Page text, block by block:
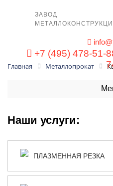
ЗАВОД
+7 (495) 478-51-
Главная Металлопрокат
Наши услуги:
ПЛАЗМЕННАЯ РЕЗКА